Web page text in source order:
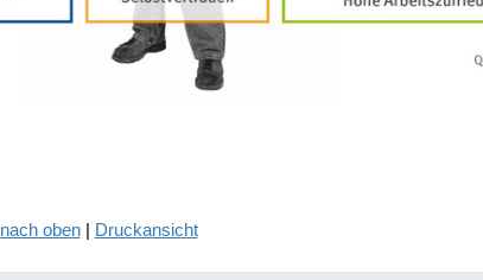
nach oben| Druckansicht